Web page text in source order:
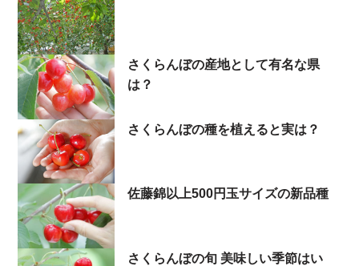
さくらんぼの産地として有名な県
は？
さくらんぼの種を植えると実は？
佐藤錦以上500円玉サイズの新品種
さくらんぼの旬 美味しい季節はい